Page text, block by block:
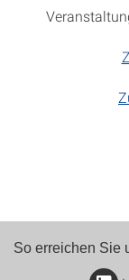
So erreichen Sie